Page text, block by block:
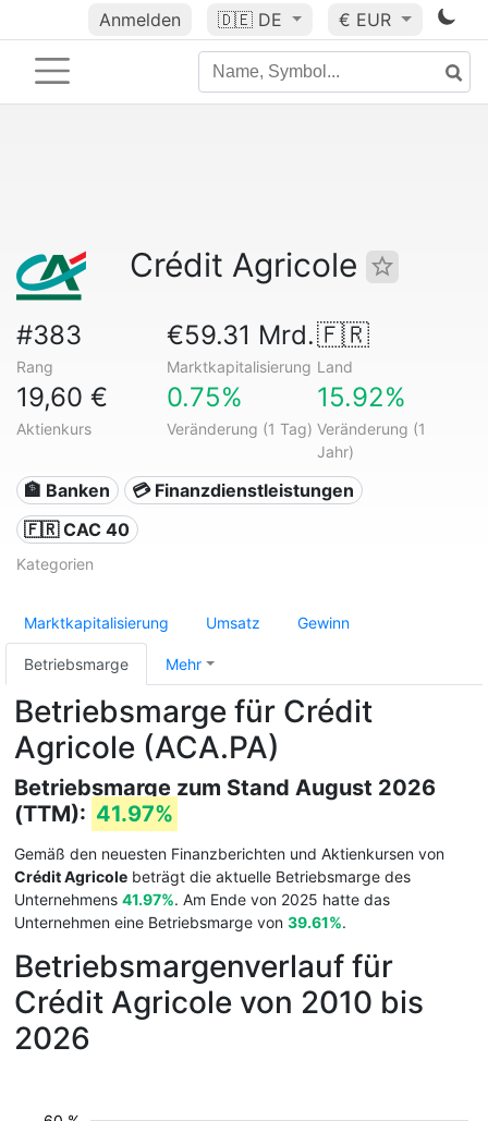
Anmelden 🇩🇪 DE € EUR
Crédit Agricole
#383
Rang
€59.31 Mrd.
Marktkapitalisierung
🇫🇷
Land
19,60 €
Aktienkurs
0.75%
Veränderung (1 Tag)
15.92%
Veränderung (1
Jahr)
🏦 Banken
💳 Finanzdienstleistungen
🇫🇷 CAC 40
Kategorien
Marktkapitalisierung Umsatz Gewinn
Betriebsmarge Mehr
Betriebsmarge für Crédit
Agricole (ACA.PA)
Betriebsmarge zum Stand August 2026
(TTM): 41.97%
Gemäß den neuesten Finanzberichten und Aktienkursen von
Crédit Agricole beträgt die aktuelle Betriebsmarge des
Unternehmens 41.97%. Am Ende von 2025 hatte das
Unternehmen eine Betriebsmarge von 39.61%.
Betriebsmargenverlauf für
Crédit Agricole von 2010 bis
2026